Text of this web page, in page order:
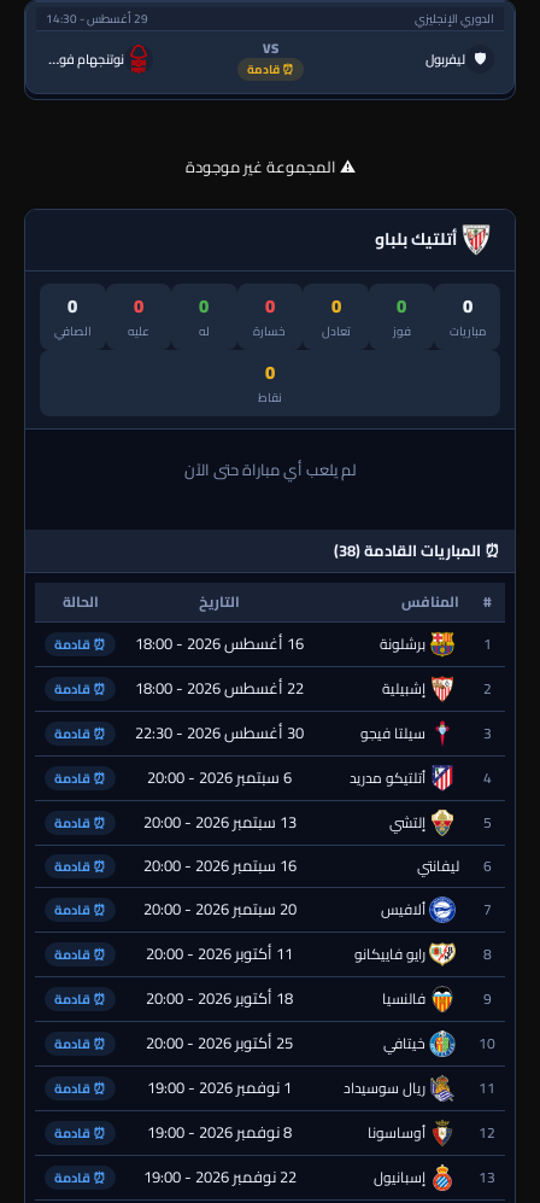
الدوري الإنجليزي 29 أغسطس - 14:30
🛡 ليفربول VS
⏰ قادمة نوتنجهام فورست
⚠️ المجموعة غير موجودة
أتلتيك بلباو
0
مباريات
0
فوز
0
تعادل
0
خسارة
0
له
0
عليه
0
الصافي
0
نقاط
لم يلعب أي مباراة حتى الآن
⏰ المباريات القادمة (38)
# المنافس التاريخ
الحالة
1
برشلونة 16 أغسطس 2026 - 18:00 ⏰ قادمة
2 إشبيلية 22 أغسطس 2026 - 18:00 ⏰ قادمة
3 سيلتا فيجو 30 أغسطس 2026 - 22:30 ⏰ قادمة
4 أتلتيكو مدريد 6 سبتمبر 2026 - 20:00 ⏰ قادمة
5 إلتشي 13 سبتمبر 2026 - 20:00 ⏰ قادمة
6 ليفانتي 16 سبتمبر 2026 - 20:00 ⏰ قادمة
7 ألافيس 20 سبتمبر 2026 - 20:00 ⏰ قادمة
8 رايو فاييكانو 11 أكتوبر 2026 - 20:00 ⏰ قادمة
9 فالنسيا 18 أكتوبر 2026 - 20:00 ⏰ قادمة
10 خيتافي 25 أكتوبر 2026 - 20:00 ⏰ قادمة
11 ريال سوسيداد 1 نوفمبر 2026 - 19:00 ⏰ قادمة
12 أوساسونا 8 نوفمبر 2026 - 19:00 ⏰ قادمة
13 إسبانيول 22 نوفمبر 2026 - 19:00 ⏰ قادمة